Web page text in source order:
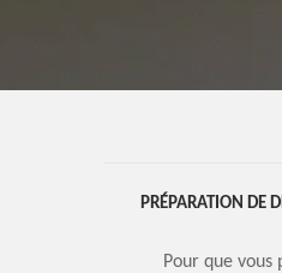
PRÉPARATION DE
Pour que